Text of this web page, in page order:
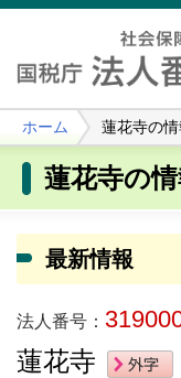
ホーム 蓮花寺の情
蓮花寺の
最新情報
法人番号：
蓮花寺